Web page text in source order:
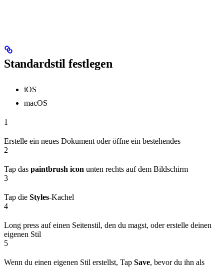
Standardstil festlegen
iOS
macOS
1
Erstelle ein neues Dokument oder öffne ein bestehendes
2
Tap das paintbrush icon unten rechts auf dem Bildschirm
3
Tap die Styles-Kachel
4
Long press auf einen Seitenstil, den du magst, oder erstelle deinen
eigenen Stil
5
Wenn du einen eigenen Stil erstellst, Tap Save, bevor du ihn als